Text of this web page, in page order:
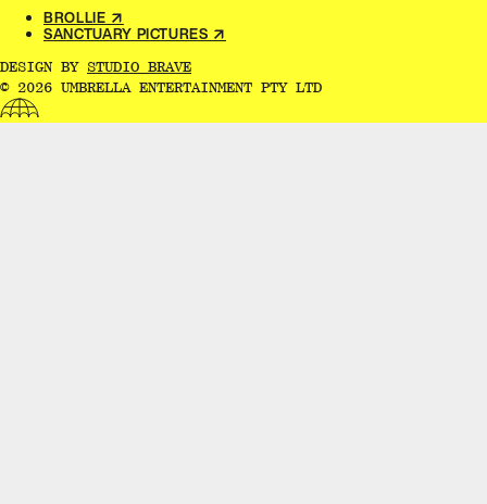
BROLLIE​​​​‌ ‍ ​‍​‍‌‍ ‌ ​‍‌‍‍‌‌‍‌ ‌‍‍‌‌‍ ‍​‍​‍​ ‍‍​‍​‍‌ ​ ‌‍​‌‌‍ ‍‌‍‍‌‌ ‌​‌ ‍‌​‍ ‍‌‍‍‌‌‍ ​‍​‍​‍ ​​‍​‍‌‍‍​‌ ​‍‌‍‌‌‌‍‌‍​‍​‍​ ‍‍​‍​‍‌‍‍​‌ ‌​‌ ‌​‌ ​​‌ ​ ​ ‍‍​‍ ​‍ ‌ ‌‌‌‍ ‌‌‍​‍‌ ​‍‌‍‌‌‌‍ ​‌‍ ​‌‍​‌​‍ ‍‌ ​ ‌‍​‌‌‍ ‍‌‍‍‌‌ ‌​‌ ‍‌​‍ ‍‌ ​ ‌ ‌​‌ ‌‌‌‍‌​‌‍‍‌‌‍ ​‍ ‌‍‍‌‌‍ ‍‌ ‌​‌‍‌‌‌‍ ‍‌ ‌​​‍ ‌‍‌‌‌‍‌​‌‍‍‌‌ ‌​​‍ ‌‍ ‌‌‍ ‌‍‌​‌‍‌‌​ ‌‌ ​​‌ ​‍‌‍‌‌‌ ​ ‌‍‌‌‌‍ ‍‌ ‌​‌‍​‌‌ ‌​‌‍‍‌‌‍ ‌‍ ‍​ ‍ ‌‍‍‌‌‍‌​​ ‌‌ ​ ‌‍‍‌‌ ‌​‌‍‌‌‌‌​ ‌‍‌‌‌ ‌​‌ ‌​‌‍‍‌‌‍ ‍‌‍‌ ‌ ​ ​ ‍ ‌ ‌​‌ ‍‌‌ ​​‌‍‌‌​ ‌‌ ​ ‌‍‍‌‌ ‌​‌‍‌‌‌‌​ ‌‍‌‌‌ ‌​‌ ‌​‌‍‍‌‌‍ ‍‌‍‌ ‌ ​ ​ ‍ ‌ ​​‌‍​‌‌ ‌​‌‍‍​​ ‌‌‍‌‌‌ ‍​‌ ‌​‌‍‌‌‌ ​‍‌‍ ‍‌‍​‌‌‍ ​‌​ ​‌‍‍‌‌‍ ‍‌‍‍ ‌ ​ ​‍‌‌​ ‌‌‌​​‍‌‌ ‌‍‍ ‌‍‌‌‌ ‍‌​‍‌‌​ ​ ‌​‌​​‍‌‌​ ​ ‌​‌​​‍‌‌​ ​‍​ ​‍​ ‌ ​ ‌​‌‍​‌​ ‌ ​ ​ ​ ‌‍​ ‍​​ ‌‌​‍ ‌‌‍‌‌​ ​‌​ ‍​​ ‍‌​‍ ‌​ ‌​​ ‌‍​ ​‌​ ​​​‍ ‌‌‍​‍‌‍​ ​ ​‌​ ​‌​‍ ‌​ ​ ​ ‌ ‌‍‌​​ ​​‌‍​ ​ ​‍​ ‌ ​ ​‌​ ​‌‌‍‌​​ ‌‍​ ‌​​‍‌‌​ ​‍​ ​‍​‍‌‌​ ‌‌‌​‌​​‍ ‍‌ ‌​‌‍‍‌‌ ‌​‌‍ ​‌‍‌‌​ ‌‍​‍‌‍​‌‌ ​ ‌‍‌‌‌‌‌‌‌ ​‍‌‍ ​​ ‌‌‍‍​‌ ‌​‌ ‌​‌ ​​‌ ​ ​‍‌‌​ ​ ‌​​‌​‍‌‌​ ​‍‌​‌‍​‍‌‌​ ​‍‌​‌‍‌ ‌‌‌‍ ‌‌‍​‍‌ ​‍‌‍‌‌‌‍ ​‌‍ ​‌‍​‌​‍ ‍‌ ​ ‌‍​‌‌‍ ‍‌‍‍‌‌ ‌​‌ ‍‌​‍ ‍‌ ​ ‌ ‌​‌ ‌‌‌‍‌​‌‍‍‌‌‍ ​‍‌‍‌‍‍‌‌‍‌​​ ‌‌ ​ ‌‍‍‌‌ ‌​‌‍‌‌‌‌​ ‌‍‌‌‌ ‌​‌ ‌​‌‍‍‌‌‍ ‍‌‍‌ ‌ ​ ​‍‌‍‌ ‌​‌ ‍‌‌ ​​‌‍‌‌​ ‌‌ ​ ‌‍‍‌‌ ‌​‌‍‌‌‌‌​ ‌‍‌‌‌ ‌​‌ ‌​‌‍‍‌‌‍ ‍‌‍‌ ‌ ​ ​‍‌‍‌ ​​‌‍​‌‌ ‌​‌‍‍​​ ‌‌‍‌‌‌ ‍​‌ ‌​‌‍‌‌‌ ​‍‌‍ ‍‌‍​‌‌‍ ​‌​ ​‌‍‍‌‌‍ ‍‌‍‍ ‌ ​ ​‍‌‌​ ‌‌‌​​‍‌‌ ‌‍‍ ‌‍‌‌‌ ‍‌​‍‌‌​ ​ ‌​‌​​‍‌‌​ ​ ‌​‌​​‍‌‌​ ​‍​ ​‍​ ‌ ​ ‌​‌‍​‌​ ‌ ​ ​ ​ ‌‍​ ‍​​ ‌‌​‍ ‌‌‍‌‌​ ​‌​ ‍​​ ‍‌​‍ ‌​ ‌​​ ‌‍​ ​‌​ ​​​‍ ‌‌‍​‍‌‍​ ​ ​‌​ ​‌​‍ ‌​ ​ ​ ‌ ‌‍‌​​ ​​‌‍​ ​ ​‍​ ‌ ​ ​‌​ ​‌‌‍‌​​ ‌‍​ ‌​​‍‌‌​ ​‍​ ​‍​‍‌‌​ ‌‌‌​‌​​‍ ‍‌ ‌​‌‍‍‌‌ ‌​‌‍ ​‌‍‌‌​‍‌‍‌ ​​‌‍‌‌‌ ​‍‌ ​ ‌ ​​‌‍‌‌‌‍​ ‌ ‌​‌‍‍‌‌ ‌‍‌‍‌‌​ ‌‌ ​​‌ ‌‌‌‍​‍‌‍ ​‌‍‍‌‌ ​ ‌‍‍​‌‍‌‌‌‍‌​​‍​‍‌ ‌ ↗
SANCTUARY PICTURES​​​​‌ ‍ ​‍​‍‌‍ ‌ ​‍‌‍‍‌‌‍‌ ‌‍‍‌‌‍ ‍​‍​‍​ ‍‍​‍​‍‌ ​ ‌‍​‌‌‍ ‍‌‍‍‌‌ ‌​‌ ‍‌​‍ ‍‌‍‍‌‌‍ ​‍​‍​‍ ​​‍​‍‌‍‍​‌ ​‍‌‍‌‌‌‍‌‍​‍​‍​ ‍‍​‍​‍‌‍‍​‌ ‌​‌ ‌​‌ ​​‌ ​ ​ ‍‍​‍ ​‍ ‌ ‌‌‌‍ ‌‌‍​‍‌ ​‍‌‍‌‌‌‍ ​‌‍ ​‌‍​‌​‍ ‍‌ ​ ‌‍​‌‌‍ ‍‌‍‍‌‌ ‌​‌ ‍‌​‍ ‍‌ ​ ‌ ‌​‌ ‌‌‌‍‌​‌‍‍‌‌‍ ​‍ ‌‍‍‌‌‍ ‍‌ ‌​‌‍‌‌‌‍ ‍‌ ‌​​‍ ‌‍‌‌‌‍‌​‌‍‍‌‌ ‌​​‍ ‌‍ ‌‌‍ ‌‍‌​‌‍‌‌​ ‌‌ ​​‌ ​‍‌‍‌‌‌ ​ ‌‍‌‌‌‍ ‍‌ ‌​‌‍​‌‌ ‌​‌‍‍‌‌‍ ‌‍ ‍​ ‍ ‌‍‍‌‌‍‌​​ ‌‌ ​ ‌‍‍‌‌ ‌​‌‍‌‌‌‌​ ‌‍‌‌‌ ‌​‌ ‌​‌‍‍‌‌‍ ‍‌‍‌ ‌ ​ ​ ‍ ‌ ‌​‌ ‍‌‌ ​​‌‍‌‌​ ‌‌ ​ ‌‍‍‌‌ ‌​‌‍‌‌‌‌​ ‌‍‌‌‌ ‌​‌ ‌​‌‍‍‌‌‍ ‍‌‍‌ ‌ ​ ​ ‍ ‌ ​​‌‍​‌‌ ‌​‌‍‍​​ ‌‌‍‌‌‌ ‍​‌ ‌​‌‍‌‌‌ ​‍‌‍ ‍‌‍​‌‌‍ ​‌​ ​‌‍‍‌‌‍ ‍‌‍‍ ‌ ​ ​‍‌‌​ ‌‌‌​​‍‌‌ ‌‍‍ ‌‍‌‌‌ ‍‌​‍‌‌​ ​ ‌​‌​​‍‌‌​ ​ ‌​‌​​‍‌‌​ ​‍​ ​‍​ ‍​‌‍​‌​ ‍​​ ‍​‌‍​‍​ ​ ​ ​‍​ ‌​​‍ ‌‌‍‌‍​ ‍‌‌‍​‌‌‍​ ​‍ ‌​ ‌​‌‍​‍​ ​ ‌‍​‌​‍ ‌​ ‍‌‌‍‌‍​ ‌​​ ‍‌​‍ ‌​ ‌ ‌‍​‌​ ​​​ ‌ ​ ‍​​ ‌‌‌‍​‌​ ​‍‌‍‌‌​ ‌ ‌‍​‍​ ‌ ​‍‌‌​ ​‍​ ​‍​‍‌‌​ ‌‌‌​‌​​‍ ‍‌ ‌​‌‍‍‌‌ ‌​‌‍ ​‌‍‌‌​ ‌‍​‍‌‍​‌‌ ​ ‌‍‌‌‌‌‌‌‌ ​‍‌‍ ​​ ‌‌‍‍​‌ ‌​‌ ‌​‌ ​​‌ ​ ​‍‌‌​ ​ ‌​​‌​‍‌‌​ ​‍‌​‌‍​‍‌‌​ ​‍‌​‌‍‌ ‌‌‌‍ ‌‌‍​‍‌ ​‍‌‍‌‌‌‍ ​‌‍ ​‌‍​‌​‍ ‍‌ ​ ‌‍​‌‌‍ ‍‌‍‍‌‌ ‌​‌ ‍‌​‍ ‍‌ ​ ‌ ‌​‌ ‌‌‌‍‌​‌‍‍‌‌‍ ​‍‌‍‌‍‍‌‌‍‌​​ ‌‌ ​ ‌‍‍‌‌ ‌​‌‍‌‌‌‌​ ‌‍‌‌‌ ‌​‌ ‌​‌‍‍‌‌‍ ‍‌‍‌ ‌ ​ ​‍‌‍‌ ‌​‌ ‍‌‌ ​​‌‍‌‌​ ‌‌ ​ ‌‍‍‌‌ ‌​‌‍‌‌‌‌​ ‌‍‌‌‌ ‌​‌ ‌​‌‍‍‌‌‍ ‍‌‍‌ ‌ ​ ​‍‌‍‌ ​​‌‍​‌‌ ‌​‌‍‍​​ ‌‌‍‌‌‌ ‍​‌ ‌​‌‍‌‌‌ ​‍‌‍ ‍‌‍​‌‌‍ ​‌​ ​‌‍‍‌‌‍ ‍‌‍‍ ‌ ​ ​‍‌‌​ ‌‌‌​​‍‌‌ ‌‍‍ ‌‍‌‌‌ ‍‌​‍‌‌​ ​ ‌​‌​​‍‌‌​ ​ ‌​‌​​‍‌‌​ ​‍​ ​‍​ ‍​‌‍​‌​ ‍​​ ‍​‌‍​‍​ ​ ​ ​‍​ ‌​​‍ ‌‌‍‌‍​ ‍‌‌‍​‌‌‍​ ​‍ ‌​ ‌​‌‍​‍​ ​ ‌‍​‌​‍ ‌​ ‍‌‌‍‌‍​ ‌​​ ‍‌​‍ ‌​ ‌ ‌‍​‌​ ​​​ ‌ ​ ‍​​ ‌‌‌‍​‌​ ​‍‌‍‌‌​ ‌ ‌‍​‍​ ‌ ​‍‌‌​ ​‍​ ​‍​‍‌‌​ ‌‌‌​‌​​‍ ‍‌ ‌​‌‍‍‌‌ ‌​‌‍ ​‌‍‌‌​‍‌‍‌ ​​‌‍‌‌‌ ​‍‌ ​ ‌ ​​‌‍‌‌‌‍​ ‌ ‌​‌‍‍‌‌ ‌‍‌‍‌‌​ ‌‌ ​​‌ ‌‌‌‍​‍‌‍ ​‌‍‍‌‌ ​ ‌‍‍​‌‍‌‌‌‍‌​​‍​‍‌ ‌ ↗
DESIGN BY STUDIO BRAVE
© 2026 UMBRELLA ENTERTAINMENT PTY LTD